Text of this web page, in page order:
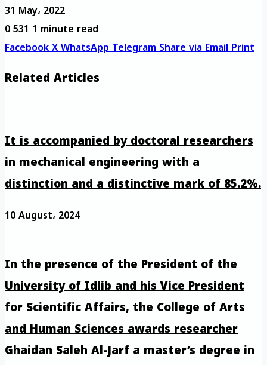
31 May، 2022
0531 1 minute read
FacebookXWhatsAppTelegramShare via EmailPrint
Related Articles
It is accompanied by doctoral researchers
in mechanical engineering with a
distinction and a distinctive mark of 85.2%.
10 August، 2024
In the presence of the President of the
University of Idlib and his Vice President
for Scientific Affairs, the College of Arts
and Human Sciences awards researcher
Ghaidan Saleh Al-Jarf a master’s degree in